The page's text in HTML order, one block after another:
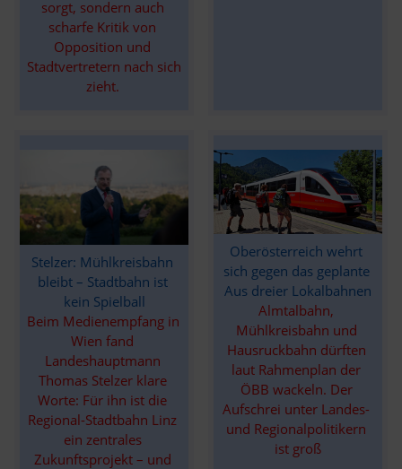
sorgt, sondern auch
scharfe Kritik von
Opposition und
Stadtvertretern nach sich
zieht.
Stelzer: Mühlkreisbahn
bleibt – Stadtbahn ist
kein Spielball
Beim Medienempfang in
Wien fand
Landeshauptmann
Thomas Stelzer klare
Worte: Für ihn ist die
Regional-Stadtbahn Linz
ein zentrales
Zukunftsprojekt – und
Oberösterreich wehrt
sich gegen das geplante
Aus dreier Lokalbahnen
Almtalbahn,
Mühlkreisbahn und
Hausruckbahn dürften
laut Rahmenplan der
ÖBB wackeln. Der
Aufschrei unter Landes-
und Regionalpolitikern
ist groß